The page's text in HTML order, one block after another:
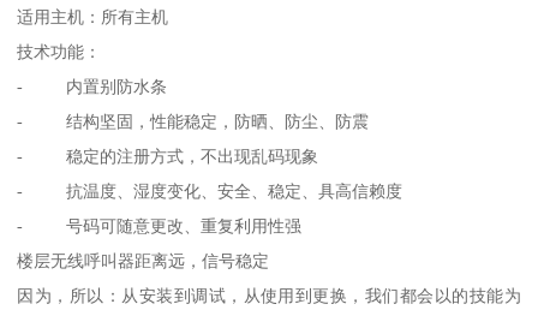
适用主机：所有主机
技术功能：
- 内置别防水条
- 结构坚固，性能稳定，防晒、防尘、防震
- 稳定的注册方式，不出现乱码现象
- 抗温度、湿度变化、安全、稳定、具高信赖度
- 号码可随意更改、重复利用性强
楼层无线呼叫器距离远，信号稳定
因为，所以：从安装到调试，从使用到更换，我们都会以的技能为